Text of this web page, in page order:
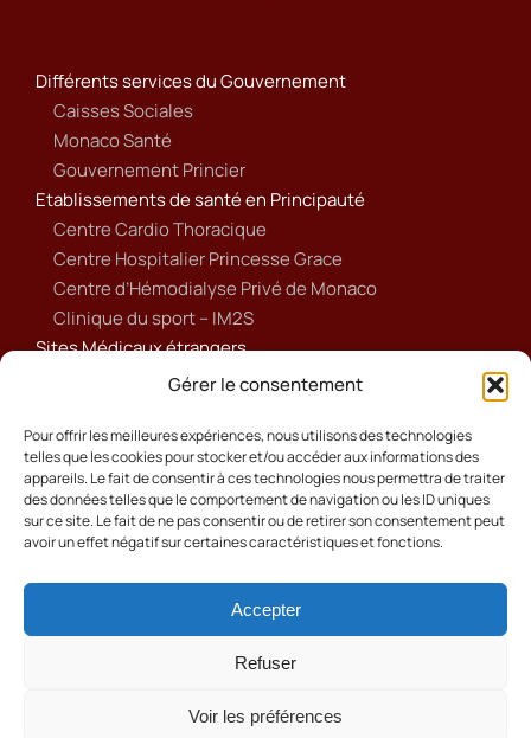
Gérer le consentement
Pour offrir les meilleures expériences, nous utilisons des technologies
telles que les cookies pour stocker et/ou accéder aux informations des
appareils. Le fait de consentir à ces technologies nous permettra de traiter
des données telles que le comportement de navigation ou les ID uniques
sur ce site. Le fait de ne pas consentir ou de retirer son consentement peut
avoir un effet négatif sur certaines caractéristiques et fonctions.
Accepter
Refuser
Voir les préférences
Différents services du Gouvernement
Caisses Sociales
Monaco Santé
Gouvernement Princier
Etablissements de santé en Principauté
Centre Cardio Thoracique
Centre Hospitalier Princesse Grace
Centre d’Hémodialyse Privé de Monaco
Clinique du sport – IM2S
Sites Médicaux étrangers
Ordre national des médecins français
Politique de cookies (UE)
Cookies
Mentions Légales